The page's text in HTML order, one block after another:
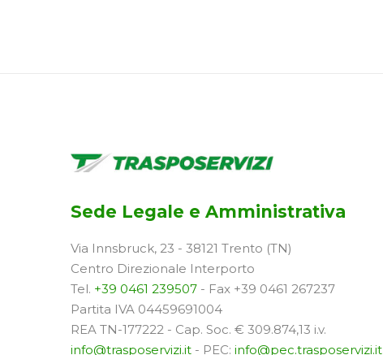
Sede Legale e Amministrativa
Via Innsbruck, 23 - 38121 Trento (TN)
Centro Direzionale Interporto
Tel. +39 0461 239507 - Fax +39 0461 267237
Partita IVA 04459691004
REA TN-177222 - Cap. Soc. € 309.874,13 i.v.
info@trasposervizi.it - PEC: info@pec.trasposervizi.it